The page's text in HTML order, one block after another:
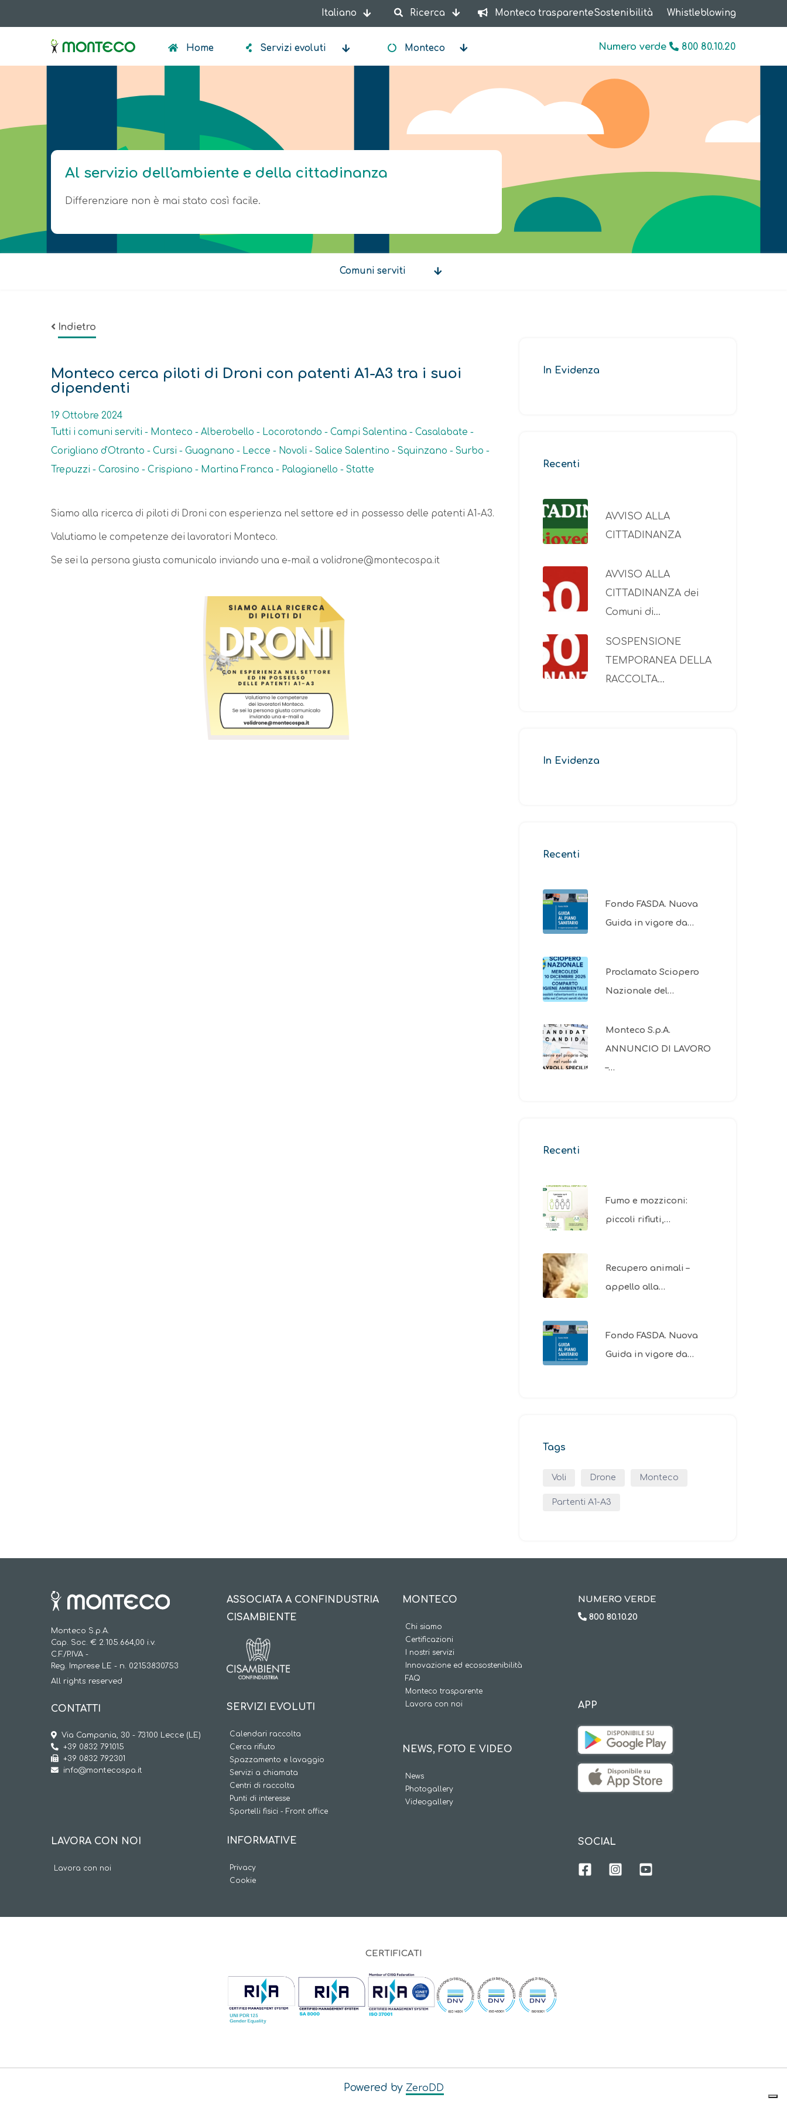
al
principale
Italiano Mostra ulteriori azioni
Ricerca Monteco trasparenteSostenibilità Whistleblowing
Home Servizi evoluti Monteco Numero verde 800 80.10.20
Al servizio dell'ambiente e della cittadinanza
Differenziare non è mai stato così facile.
Comuni serviti
Indietro
Monteco cerca piloti di Droni con patenti A1-A3 tra i suoi
dipendenti
Data
19 Ottobre 2024
Tutti i comuni serviti - Monteco - Alberobello - Locorotondo - Campi Salentina - Casalabate -
Corigliano d'Otranto - Cursi - Guagnano - Lecce - Novoli - Salice Salentino - Squinzano - Surbo -
Trepuzzi - Carosino - Crispiano - Martina Franca - Palagianello - Statte
Descrizione
Siamo alla ricerca di piloti di Droni con esperienza nel settore ed in possesso delle patenti A1-A3.
Valutiamo le competenze dei lavoratori Monteco.
Se sei la persona giusta comunicalo inviando una e-mail a volidrone@montecospa.it
In Evidenza
Recenti
AVVISO ALLA
CITTADINANZA
AVVISO ALLA
CITTADINANZA dei
Comuni di…
SOSPENSIONE
TEMPORANEA DELLA
RACCOLTA…
In Evidenza
Recenti
Fondo FASDA. Nuova
Guida in vigore da…
Proclamato Sciopero
Nazionale del…
Monteco S.p.A.
ANNUNCIO DI LAVORO
–…
Recenti
Fumo e mozziconi:
piccoli rifiuti,…
Recupero animali –
appello alla…
Fondo FASDA. Nuova
Guida in vigore da…
Tags
Voli Drone Monteco
Partenti A1-A3
Monteco S.p.A.
Cap. Soc. € 2.105.664,00 i.v.
C.F./P.IVA -
Reg. Imprese LE - n. 02153830753
All rights reserved
CONTATTI
Via Campania, 30 - 73100 Lecce (LE)
+39 0832 791015
+39 0832 792301
info@montecospa.it
LAVORA CON NOI
Lavora con noi
ASSOCIATA A CONFINDUSTRIA
CISAMBIENTE
SERVIZI EVOLUTI
Calendari raccolta
Cerca rifiuto
Spazzamento e lavaggio
Servizi a chiamata
Centri di raccolta
Punti di interesse
Sportelli fisici - Front office
INFORMATIVE
Privacy
Cookie
MONTECO
Chi siamo
Certificazioni
I nostri servizi
Innovazione ed ecosostenibilità
FAQ
Monteco trasparente
Lavora con noi
NEWS, FOTO E VIDEO
News
Photogallery
Videogallery
NUMERO VERDE
800 80.10.20
APP
SOCIAL
CERTIFICATI
Powered by ZeroDD